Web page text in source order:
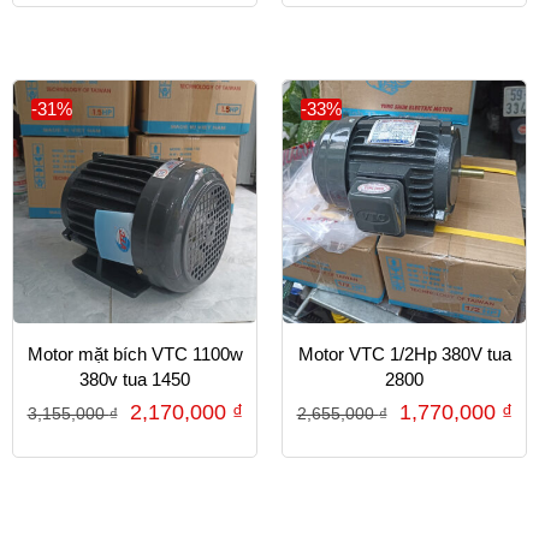
-31%
Motor mặt bích VTC 1100w
380v tua 1450
3,155,000₫ 2,170,000 ₫
-33%
Motor VTC 1/2Hp 380V tua
2800
2,655,000₫ 1,770,000 ₫